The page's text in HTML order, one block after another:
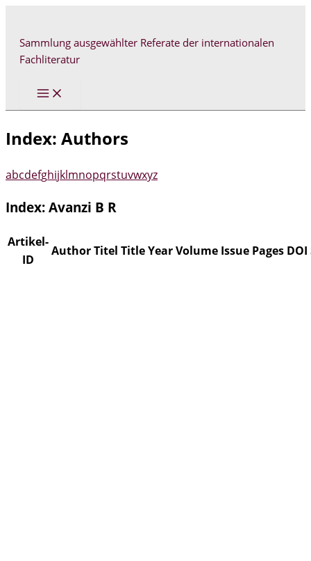
content
Sammlung ausgewählter Referate der internationalen
Fachliteratur
Index: Authors
abcdefghijklmnopqrstuvwxyz
Index: Avanzi B R
Artikel-
ID
AuthorTitel TitleYearVolume Issue Pages DOI